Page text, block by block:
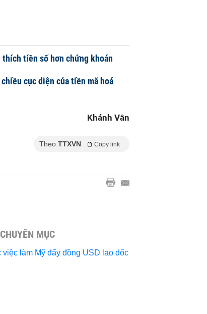
thích tiền số hơn chứng khoán
cục diện của tiền mã hoá
Khánh Vân
Theo TTXVN Copy link
MỤC